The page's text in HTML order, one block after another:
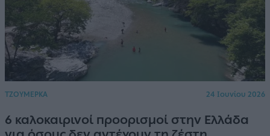
ΤΖΟΥΜΕΡΚΑ 24 Ιουνίου 2026
6 καλοκαιρινοί προορισμοί στην Ελλάδα